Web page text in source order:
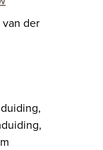
der